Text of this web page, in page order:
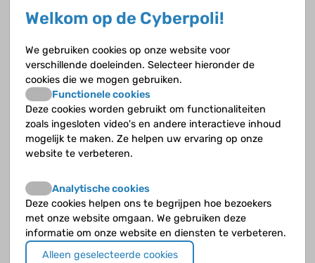
Angela (41) en Harrie (45) zijn de ouders van Kay. Ze hebben nog twee
van Kay hebben ervaren.
Steeds weer zoeken naar evenwicht
Jan (43) en Hanneke Noort (47) zijn de ouders van Tjitte en Jeroen. Samen
vertellen ze hoe het is om een tweeling met CF te hebben.
Net als haar vriendjes en vriendinnetjes fietst ze iedere dag naar haar school in
IJmuiden. Behalve als het regent, dan wordt ze met de auto gebracht. Niets
bijzonders zul je zeggen, maar voor Fenna is het toch een beetje speciaal, ze
heeft namelijk CF.
Welkom op de Cyberpoli!
We gebruiken cookies op onze website voor
verschillende doeleinden. Selecteer hieronder de
cookies die we mogen gebruiken.
Functionele cookies
Deze cookies worden gebruikt om functionaliteiten
zoals ingesloten video's en andere interactieve inhoud
mogelijk te maken. Ze helpen uw ervaring op onze
website te verbeteren.
Analytische cookies
Deze cookies helpen ons te begrijpen hoe bezoekers
met onze website omgaan. We gebruiken deze
informatie om onze website en diensten te verbeteren.
Alleen geselecteerde cookies